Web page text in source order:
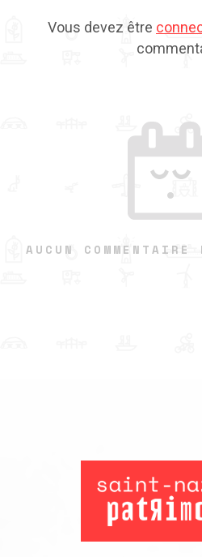
Vous devez être
AUCUN COMMENTAIRE